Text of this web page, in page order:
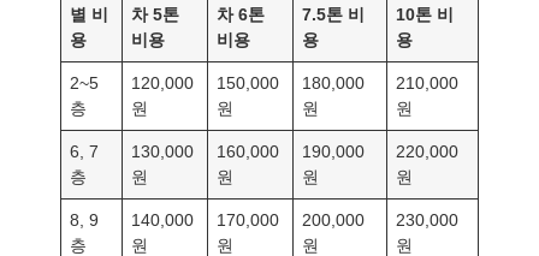
별 비
용
차 5톤
비용
차 6톤
비용
7.5톤 비
용
10톤 비
용
2~5
층
120,000
원
150,000
원
180,000
원
210,000
원
6, 7
층
130,000
원
160,000
원
190,000
원
220,000
원
8, 9
층
140,000
원
170,000
원
200,000
원
230,000
원